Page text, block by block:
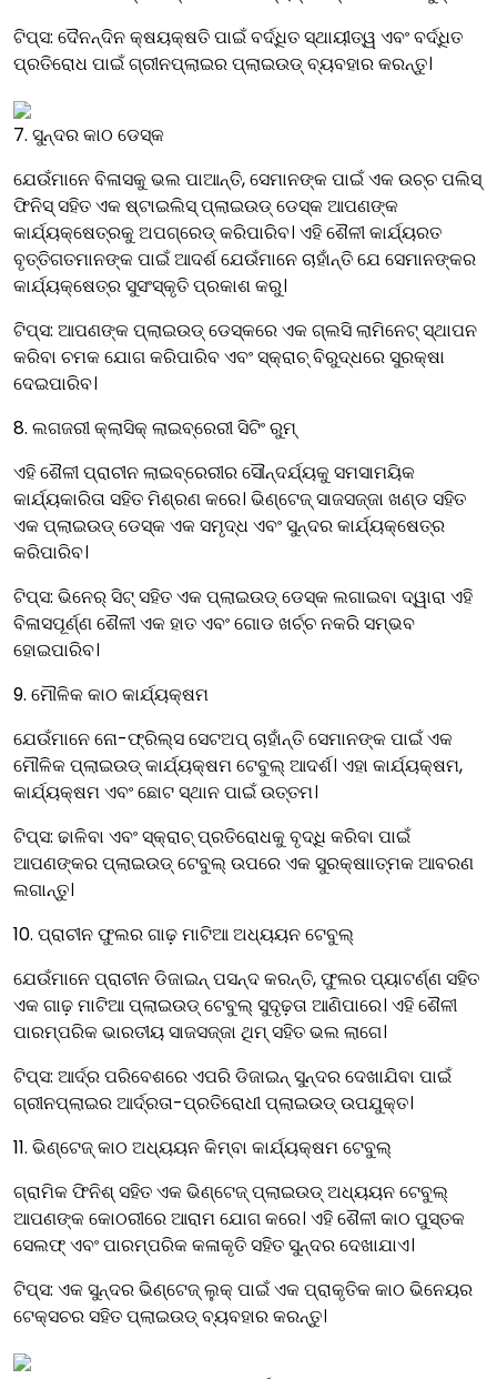
ଟିପ୍ସ: ଦୈନନ୍ଦିନ କ୍ଷୟକ୍ଷତି ପାଇଁ ବର୍ଦ୍ଧିତ ସ୍ଥାୟୀତ୍ୱ ଏବଂ ବର୍ଦ୍ଧିତ
ପ୍ରତିରୋଧ ପାଇଁ ଗ୍ରୀନପ୍ଲାଇର ପ୍ଲାଇଉଡ୍ ବ୍ୟବହାର କରନ୍ତୁ।
7. ସୁନ୍ଦର କାଠ ଡେସ୍କ
ଯେଉଁମାନେ ବିଳାସକୁ ଭଲ ପାଆନ୍ତି, ସେମାନଙ୍କ ପାଇଁ ଏକ ଉଚ୍ଚ ପଲିସ୍
ଫିନିସ୍ ସହିତ ଏକ ଷ୍ଟାଇଲିସ୍ ପ୍ଲାଇଉଡ୍ ଡେସ୍କ ଆପଣଙ୍କ
କାର୍ଯ୍ୟକ୍ଷେତ୍ରକୁ ଅପଗ୍ରେଡ୍ କରିପାରିବ। ଏହି ଶୈଳୀ କାର୍ଯ୍ୟରତ
ବୃତ୍ତିଗତମାନଙ୍କ ପାଇଁ ଆଦର୍ଶ ଯେଉଁମାନେ ଚାହାଁନ୍ତି ଯେ ସେମାନଙ୍କର
କାର୍ଯ୍ୟକ୍ଷେତ୍ର ସୁସଂସ୍କୃତି ପ୍ରକାଶ କରୁ।
ଟିପ୍ସ: ଆପଣଙ୍କ ପ୍ଲାଇଉଡ୍ ଡେସ୍କରେ ଏକ ଗ୍ଲସି ଲାମିନେଟ୍ ସ୍ଥାପନ
କରିବା ଚମକ ଯୋଗ କରିପାରିବ ଏବଂ ସ୍କ୍ରାଚ୍ ବିରୁଦ୍ଧରେ ସୁରକ୍ଷା
ଦେଇପାରିବ।
8. ଲଗଜରୀ କ୍ଲାସିକ୍ ଲାଇବ୍ରେରୀ ସିଟିଂ ରୁମ୍
ଏହି ଶୈଳୀ ପ୍ରାଚୀନ ଲାଇବ୍ରେରୀର ସୌନ୍ଦର୍ଯ୍ୟକୁ ସମସାମୟିକ
କାର୍ଯ୍ୟକାରିତା ସହିତ ମିଶ୍ରଣ କରେ। ଭିଣ୍ଟେଜ୍ ସାଜସଜ୍ଜା ଖଣ୍ଡ ସହିତ
ଏକ ପ୍ଲାଇଉଡ୍ ଡେସ୍କ ଏକ ସମୃଦ୍ଧ ଏବଂ ସୁନ୍ଦର କାର୍ଯ୍ୟକ୍ଷେତ୍ର
କରିପାରିବ।
ଟିପ୍ସ: ଭିନେର୍ ସିଟ୍ ସହିତ ଏକ ପ୍ଲାଇଉଡ୍ ଡେସ୍କ ଲଗାଇବା ଦ୍ୱାରା ଏହି
ବିଳାସପୂର୍ଣ୍ଣ ଶୈଳୀ ଏକ ହାତ ଏବଂ ଗୋଡ ଖର୍ଚ୍ଚ ନକରି ସମ୍ଭବ
ହୋଇପାରିବ।
9. ମୌଳିକ କାଠ କାର୍ଯ୍ୟକ୍ଷମ
ଯେଉଁମାନେ ନୋ-ଫ୍ରିଲ୍ସ ସେଟଅପ୍ ଚାହାଁନ୍ତି ସେମାନଙ୍କ ପାଇଁ ଏକ
ମୌଳିକ ପ୍ଲାଇଉଡ୍ କାର୍ଯ୍ୟକ୍ଷମ ଟେବୁଲ୍ ଆଦର୍ଶ। ଏହା କାର୍ଯ୍ୟକ୍ଷମ,
କାର୍ଯ୍ୟକ୍ଷମ ଏବଂ ଛୋଟ ସ୍ଥାନ ପାଇଁ ଉତ୍ତମ।
ଟିପ୍ସ: ଢାଳିବା ଏବଂ ସ୍କ୍ରାଚ୍ ପ୍ରତିରୋଧକୁ ବୃଦ୍ଧି କରିବା ପାଇଁ
ଆପଣଙ୍କର ପ୍ଲାଇଉଡ୍ ଟେବୁଲ୍ ଉପରେ ଏକ ସୁରକ୍ଷାାତ୍ମକ ଆବରଣ
ଲଗାନ୍ତୁ।
10. ପ୍ରାଚୀନ ଫୁଲର ଗାଢ଼ ମାଟିଆ ଅଧ୍ୟୟନ ଟେବୁଲ୍
ଯେଉଁମାନେ ପ୍ରାଚୀନ ଡିଜାଇନ୍ ପସନ୍ଦ କରନ୍ତି, ଫୁଲର ପ୍ୟାଟର୍ଣ୍ଣ ସହିତ
ଏକ ଗାଢ଼ ମାଟିଆ ପ୍ଲାଇଉଡ୍ ଟେବୁଲ୍ ସୁଦୃଢ଼ତା ଆଣିପାରେ। ଏହି ଶୈଳୀ
ପାରମ୍ପରିକ ଭାରତୀୟ ସାଜସଜ୍ଜା ଥିମ୍ ସହିତ ଭଲ ଲାଗେ।
ଟିପ୍ସ: ଆର୍ଦ୍ର ପରିବେଶରେ ଏପରି ଡିଜାଇନ୍ ସୁନ୍ଦର ଦେଖାଯିବା ପାଇଁ
ଗ୍ରୀନପ୍ଲାଇର ଆର୍ଦ୍ରତା-ପ୍ରତିରୋଧୀ ପ୍ଲାଇଉଡ୍ ଉପଯୁକ୍ତ।
11. ଭିଣ୍ଟେଜ୍ କାଠ ଅଧ୍ୟୟନ କିମ୍ବା କାର୍ଯ୍ୟକ୍ଷମ ଟେବୁଲ୍
ଗ୍ରାମିକ ଫିନିଶ୍ ସହିତ ଏକ ଭିଣ୍ଟେଜ୍ ପ୍ଲାଇଉଡ୍ ଅଧ୍ୟୟନ ଟେବୁଲ୍
ଆପଣଙ୍କ କୋଠରୀରେ ଆରାମ ଯୋଗ କରେ। ଏହି ଶୈଳୀ କାଠ ପୁସ୍ତକ
ସେଲଫ୍ ଏବଂ ପାରମ୍ପରିକ କଳାକୃତି ସହିତ ସୁନ୍ଦର ଦେଖାଯାଏ।
ଟିପ୍ସ: ଏକ ସୁନ୍ଦର ଭିଣ୍ଟେଜ୍ ଲୁକ୍ ପାଇଁ ଏକ ପ୍ରାକୃତିକ କାଠ ଭିନେୟର
ଟେକ୍ସଚର ସହିତ ପ୍ଲାଇଉଡ୍ ବ୍ୟବହାର କରନ୍ତୁ।